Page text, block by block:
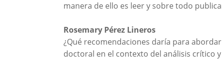
manera de ello es leer y sobre todo
Rosemary Pérez Lineros
¿Qué recomendaciones daría para
doctoral en el contexto del análisis crítico